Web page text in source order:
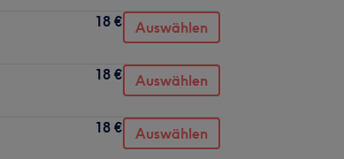
18 € Auswählen
18 € Auswählen
18 € Auswählen